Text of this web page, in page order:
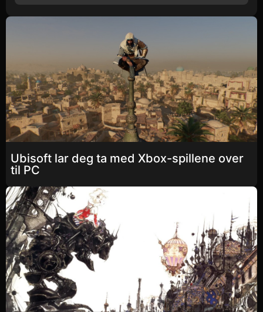
Ubisoft lar deg ta med Xbox-spillene over
til PC